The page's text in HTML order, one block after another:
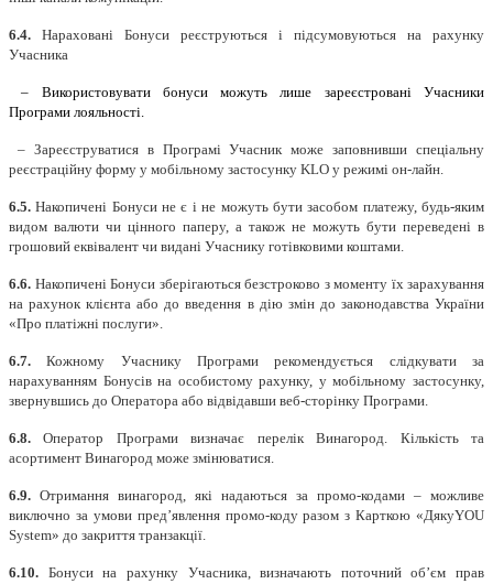
6.4. Нараховані Бонуси реєструються і підсумовуються на рахунку
Учасника
– Використовувати бонуси можуть лише зареєстровані Учасники
Програми лояльності.
– Зареєструватися в Програмі Учасник може заповнивши спеціальну
реєстраційну форму у мобільному застосунку KLO у режимі он-лайн.
6.5. Накопичені Бонуси не є і не можуть бути засобом платежу, будь-яким
видом валюти чи цінного паперу, а також не можуть бути переведені в
грошовий еквівалент чи видані Учаснику готівковими коштами.
6.6. Накопичені Бонуси зберігаються безстроково з моменту їх зарахування
на рахунок клієнта або до введення в дію змін до законодавства України
«Про платіжні послуги».
6.7. Кожному Учаснику Програми рекомендується слідкувати за
нарахуванням Бонусів на особистому рахунку, у мобільному застосунку,
звернувшись до Оператора або відвідавши веб-сторінку Програми.
6.8. Оператор Програми визначає перелік Винагород. Кількість та
асортимент Винагород може змінюватися.
6.9. Отримання винагород, які надаються за промо-кодами – можливе
виключно за умови пред’явлення промо-коду разом з Карткою «ДякуYOU
System» до закриття транзакції.
6.10. Бонуси на рахунку Учасника, визначають поточний об’єм прав